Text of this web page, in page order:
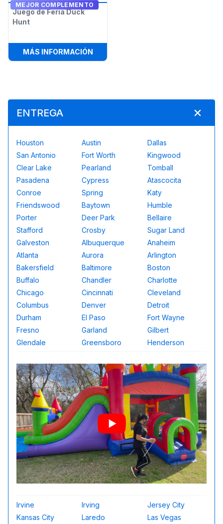
MEJOR COMPLEMENTO
Juego de Feria Duck
Hunt
MÁS INFORMACIÓN:
ENTREGA
Houston Austin
Dallas
San Antonio
Fort Worth
Kingwood
Clear Lake
Pearland
Tomball
Pasadena
Cypress
Atascocita
Conroe
Spring
Katy
Friendswood
Baytown
Humble
Porter
Deer Park
Bellaire
Stafford
Crosby
Sugar Land
Galveston
Albuquerque
Anaheim
Atlanta
Aurora
Arlington
Bakersfield
Baltimore
Boston
Buffalo
Chandler
Charlotte
Chicago
Cincinnati
Cleveland
Columbus
Denver
Detroit
Durham
El Paso
Fort Wayne
Fresno
Garland
Gilbert
Glendale
Greensboro Henderson
Irvine Irving
Jersey City
Kansas City
Laredo Las Vegas